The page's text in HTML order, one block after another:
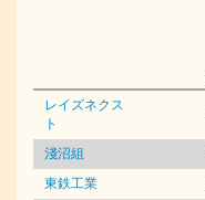
レイズネクス
ト
淺沼組
東鉄工業